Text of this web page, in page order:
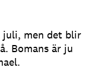
juli, men det blir
Bomans är ju